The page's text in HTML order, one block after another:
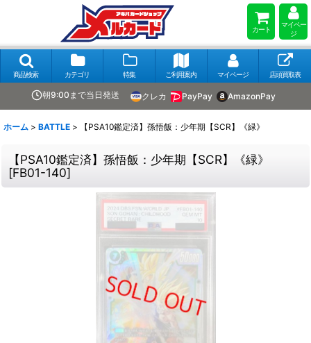
カート
マイペー
ジ
商品検索 カテゴリ 特集 ご利用案内 マイページ 店頭買取表
朝9:00まで当日発送 クレカ PayPay AmazonPay
ホーム > BATTLE > 【PSA10鑑定済】孫悟飯：少年期【SCR】《緑》
【PSA10鑑定済】孫悟飯：少年期【SCR】《緑》
[FB01-140]